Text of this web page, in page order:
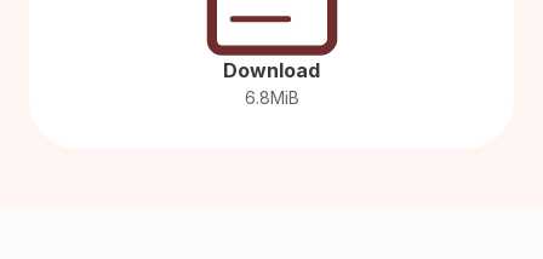
Download
6.8MiB